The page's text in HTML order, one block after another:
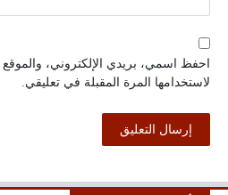
احفظ اسمي، بريدي الإلكتروني،
لاستخدامها المرة المقبلة في تعليقي.